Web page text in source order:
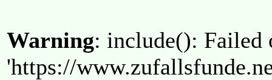
Warning: include(): Failed
'https://